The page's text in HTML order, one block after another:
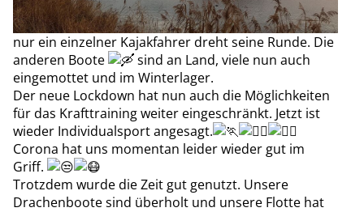
nur ein einzelner Kajakfahrer dreht seine Runde. Die
anderen Boote
sind an Land, viele nun auch
eingemottet und im Winterlager.
Der neue Lockdown hat nun auch die Möglichkeiten
für das Krafttraining weiter eingeschränkt. Jetzt ist
wieder Individualsport angesagt.
Corona hat uns momentan leider wieder gut im
Griff.
Trotzdem wurde die Zeit gut genutzt. Unsere
Drachenboote sind überholt und unsere Flotte hat